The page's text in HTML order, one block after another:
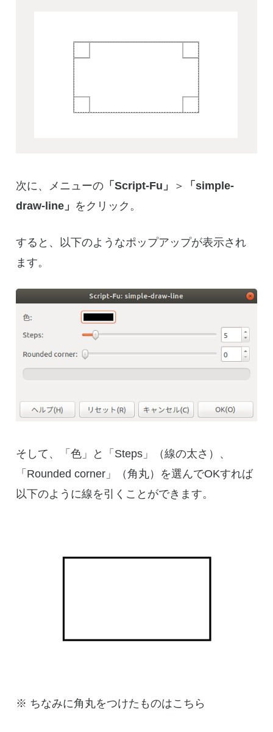
次に、メニューの 「Script-Fu」 ＞
「simple-
draw-line」 をクリック。
すると、以下のようなポップアップが表示され
ます。
そして、「色」と「Steps」（線の太さ）、
「Rounded corner」（角丸）を選んでOKすれば
以下のように線を引くことができます。
※ ちなみに角丸をつけたものはこちら